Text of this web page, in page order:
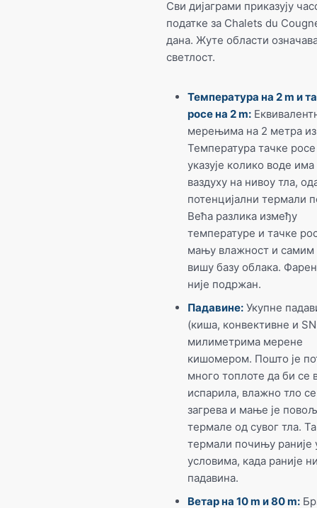
Сви дијаграми приказују
податке за Chalets du
дана. Жуте области
светлост.
Температура на 2 m и
росе на 2 m:
мерењима на 2 метра
Температура тачке
указује колико воде има
ваздуху на нивоу тла,
потенцијални термали
Већа разлика између
температуре и тачке
мању влажност и самим
вишу базу облака.
није подржан.
Падавине: Укупне
(киша, конвективне и
милиметрима мерене
кишомером. Пошто је
много топлоте да би се
испарила, влажно тло
загрева и мање је
термале од сувог тла.
термали почињу раније
условима, када раније
падавина.
Ветар на 10 m и 80 m: